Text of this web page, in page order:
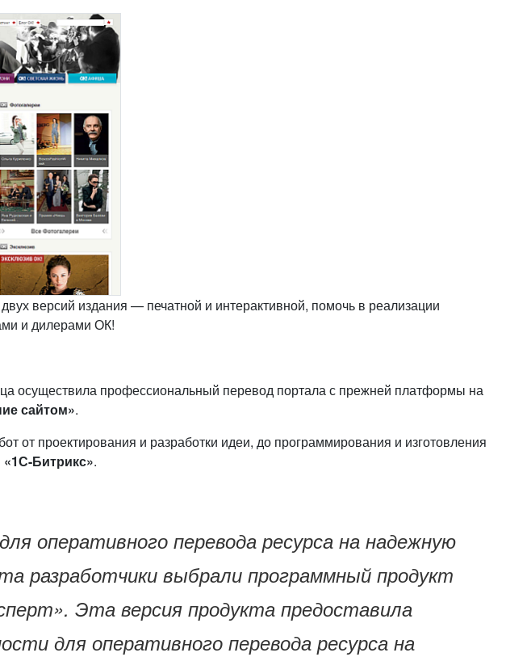
версий издания — печатной и интерактивной, помочь в реализации
и дилерами ОК!
осуществила профессиональный перевод портала с прежней платформы на
сайтом».
от проектирования и разработки идеи, до программирования и изготовления
«1С-Битрикс».
оперативного перевода ресурса на надежную
разработчики выбрали программный продукт
. Эта версия продукта предоставила
для оперативного перевода ресурса на